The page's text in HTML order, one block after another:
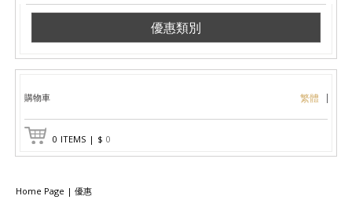
優惠類別
購物車 繁體
0 ITEMS | $ 0
Home Page | 優惠